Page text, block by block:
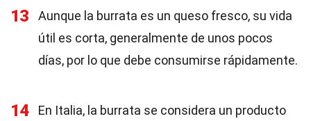
13
Aunque la burrata es un queso fresco, su vida
útil es corta, generalmente de unos pocos
días, por lo que debe consumirse rápidamente.
14
En Italia, la burrata se considera un producto